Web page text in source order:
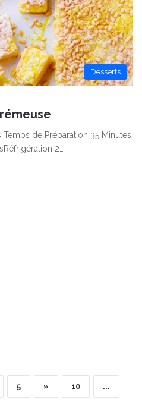
Desserts
de Préparation 35 Minutes
2…
5 » 10 ...